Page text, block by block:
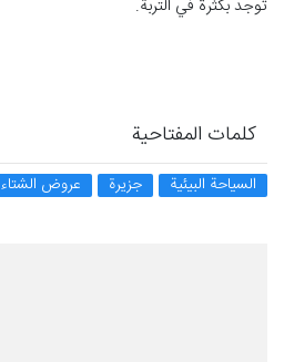
توجد بكثرة في التربة.
كلمات المفتاحية
السياحة البيئية جزيرة عروض الشتاء